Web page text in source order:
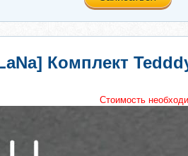
Комплект
Стоимость